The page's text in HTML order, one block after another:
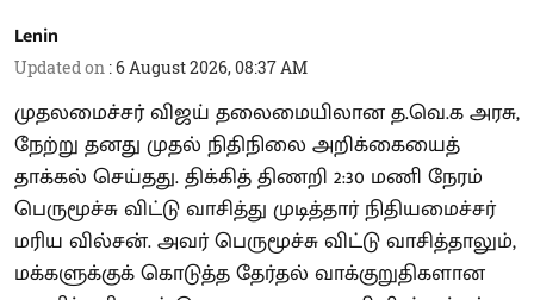
Lenin
Updated on :6 August 2026, 08:37 AM
முதலமைச்சர் விஜய் தலைமையிலான த.வெ.க அரசு,
நேற்று தனது முதல் நிதிநிலை அறிக்கையைத்
தாக்கல் செய்தது. திக்கித் திணறி 2:30 மணி நேரம்
பெருமூச்சு விட்டு வாசித்து முடித்தார் நிதியமைச்சர்
மரிய வில்சன். அவர் பெருமூச்சு விட்டு வாசித்தாலும்,
மக்களுக்குக் கொடுத்த தேர்தல் வாக்குறுதிகளான